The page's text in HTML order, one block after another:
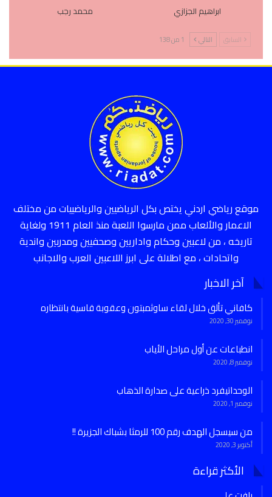
ابراهيم الجزازي محمد رجب
السابق التالي 1 من 138
موقع رياضي اردني يختص بكل الرياضيين والرياضييات من مختلف
الاعمار والألعاب ممن مارسوا اللعبة منذ العام 1911 ولغاية
تاريخه ، من لاعبين وحكام واداريين وصحفيين ومدربين واندية
واتحادات ، مع اطلالة على ابرز اللاعبين العرب والاجانب
آخر الاخبار
كافاني تألق خلال لقاء ساوثمبتون وعقوبة قاسية بانتظاره
نوفمبر 30, 2020
انطباعات عن أول مراحل الأياب
نوفمبر 8, 2020
الوحداتيفرد ذراعية على صدارة الذهاب
نوفمبر 1, 2020
من سيسجل الهدف رقم 100 للرمثا بشباك الجزيرة !!
أكتوبر 3, 2020
الأكثر قراءة